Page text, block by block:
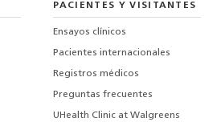
PACIENTES Y VISITANTES
Ensayos clínicos
Pacientes internacionales
Registros médicos
Preguntas frecuentes
UHealth Clinic at Walgreens